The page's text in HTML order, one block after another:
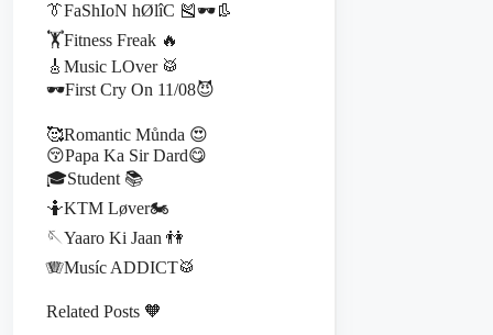
👔FaShIoN hØlîC 🎽🕶️👢
🏋️Fitness Freak 🔥
🎸Music LOver 🥁
🕶️First Cry On 11/08😈
🥰Romantic Můnda 😍
😚Papa Ka Sir Dard😋
🎓Student 📚
🤷KTM Løver🏍️
🪡Yaaro Ki Jaan 👫
🪗Musíc ADDICT🥁
Related Posts 🧡